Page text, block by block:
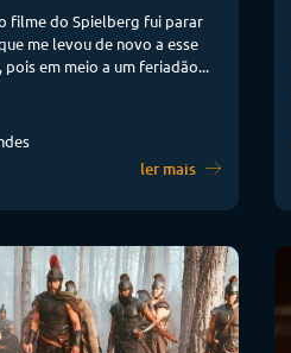
filme do Spielberg fui parar
me levou de novo a esse
em meio a um feriadão...
ler mais